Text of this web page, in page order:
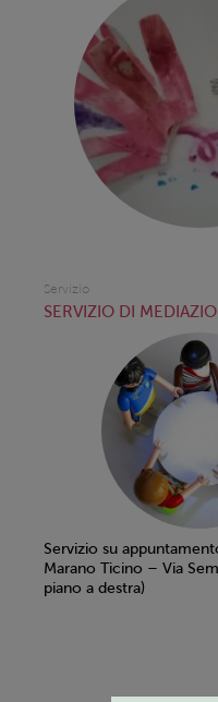
Servizio
SERVIZIO DI
Servizio su
Marano Ticino – Via
piano a destra)